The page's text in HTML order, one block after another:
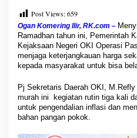
P
a
s
a
r
M
r
a
h
Post Views:659
Ogan Komering Ilir, RK.com –
Ramadhan tahun ini, Pemerintah
Kejaksaan Negeri OKI Operasi
menjaga keterjangkauan harga
kepada masyarakat untuk bisa
Pj Sekretaris Daerah OKI,
murah ini kegiatan rutin tiga kali
untuk pengendalian inflasi dan
bahan pangan pokok.